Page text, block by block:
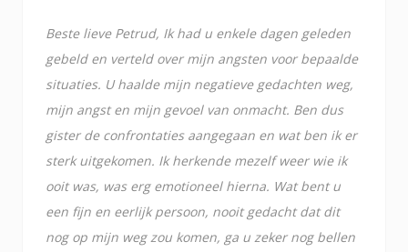
Beste lieve Petrud, Ik had u enkele dagen geleden
gebeld en verteld over mijn angsten voor bepaalde
situaties. U haalde mijn negatieve gedachten weg,
mijn angst en mijn gevoel van onmacht. Ben dus
gister de confrontaties aangegaan en wat ben ik er
sterk uitgekomen. Ik herkende mezelf weer wie ik
ooit was, was erg emotioneel hierna. Wat bent u
een fijn en eerlijk persoon, nooit gedacht dat dit
nog op mijn weg zou komen, ga u zeker nog bellen